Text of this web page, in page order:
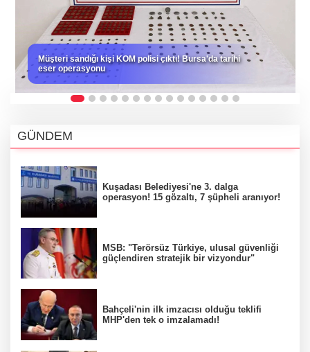
Müşteri sandığı kişi KOM polisi çıktı! Bursa'da tarihi
eser operasyonu
GÜNDEM
Kuşadası Belediyesi'ne 3. dalga
operasyon! 15 gözaltı, 7 şüpheli aranıyor!
MSB: "Terörsüz Türkiye, ulusal güvenliği
güçlendiren stratejik bir vizyondur"
Bahçeli'nin ilk imzacısı olduğu teklifi
MHP'den tek o imzalamadı!